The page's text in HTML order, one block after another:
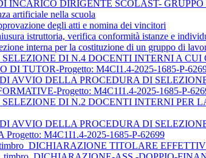
INCARICO DIRIGENTE SCOLAST- GRUPPO
artificiale nella scuola
degli atti e nomina dei vincitori
istruttoria, verifica conformità istanze e
interna per la costituzione di un gruppo di
DI N.4 DOCENTI INTERNI A CUI
DI TUTOR-Progetto: M4CI1.4-2025-1685-P-
AVVIO DELLA PROCEDURA DI
Progetto: M4C1I1.4-2025-1685-P-
DI N.2 DOCENTI INTERNI PER
AVVIO DELLA PROCEDURA DI
Progetto: M4C1I1.4-2025-1685-P-62699
TITOLARE